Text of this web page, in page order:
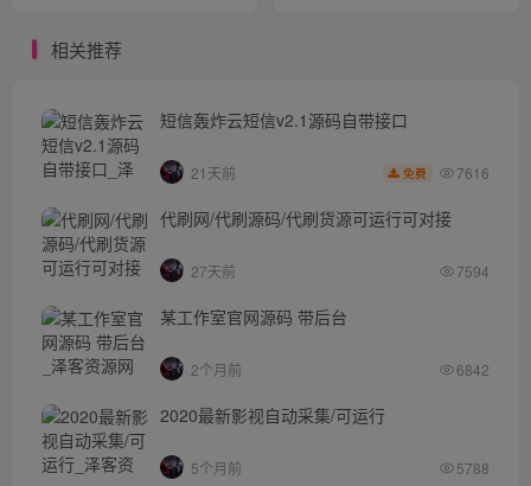
相关推荐
短信轰炸云短信v2.1源码自带接口
21天前 免费 7616
代刷网/代刷源码/代刷货源可运行可对接
27天前 7594
某工作室官网源码 带后台
2个月前 6842
2020最新影视自动采集/可运行
5个月前 5788